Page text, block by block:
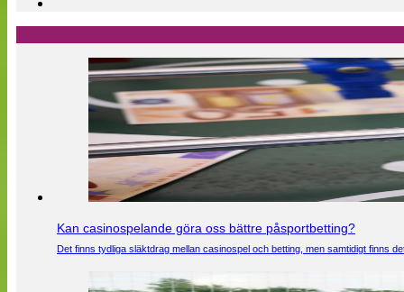
Kan casinospelande göra oss bättre påsportbetting?
Det finns tydliga släktdrag mellan casinospel och betting, men samtidigt finns